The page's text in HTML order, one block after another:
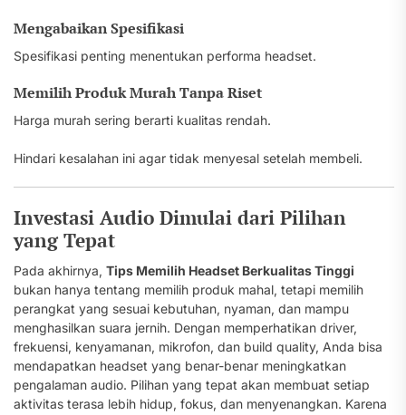
Mengabaikan Spesifikasi
Spesifikasi penting menentukan performa headset.
Memilih Produk Murah Tanpa Riset
Harga murah sering berarti kualitas rendah.
Hindari kesalahan ini agar tidak menyesal setelah membeli.
Investasi Audio Dimulai dari Pilihan
yang Tepat
Pada akhirnya, Tips Memilih Headset Berkualitas Tinggi
bukan hanya tentang memilih produk mahal, tetapi memilih
perangkat yang sesuai kebutuhan, nyaman, dan mampu
menghasilkan suara jernih. Dengan memperhatikan driver,
frekuensi, kenyamanan, mikrofon, dan build quality, Anda bisa
mendapatkan headset yang benar-benar meningkatkan
pengalaman audio. Pilihan yang tepat akan membuat setiap
aktivitas terasa lebih hidup, fokus, dan menyenangkan. Karena